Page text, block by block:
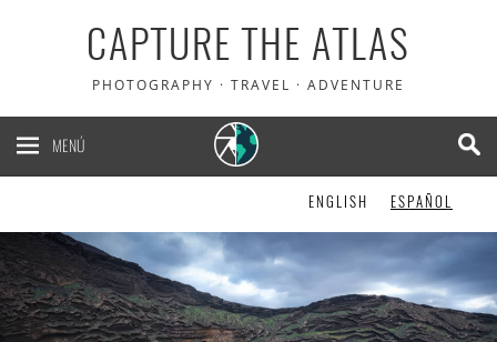
CAPTURE THE ATLAS
PHOTOGRAPHY · TRAVEL · ADVENTURE
MENÚ
ENGLISH ESPAÑOL
5% de descuento en
Heymondo , el seguro de
viaje que usamos nosotros